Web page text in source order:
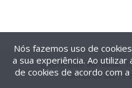
@2014-2026 99Freelas.
Termos de uso|
Nós fazemos uso de
a sua experiência. Ao
de cookies de acordo com a